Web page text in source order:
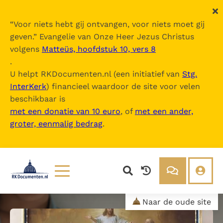
“Voor niets hebt gij ontvangen, voor niets moet gij
geven.” Evangelie van Onze Heer Jezus Christus
volgens Matteüs, hoofdstuk 10, vers 8
.
U helpt RKDocumenten.nl (een initiatief van Stg.
InterKerk) financieel waardoor de site voor velen
beschikbaar is
met een donatie van 10 euro, of met een ander,
groter, eenmalig bedrag.
Lezen
Documenten
Over ons
Over RK Documenten
Naar de oude site